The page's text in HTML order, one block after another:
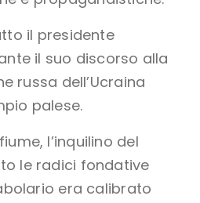
il presidente
il suo discorso alla
russa dell’Ucraina
palese.
l’inquilino del
le radici fondative
era calibrato